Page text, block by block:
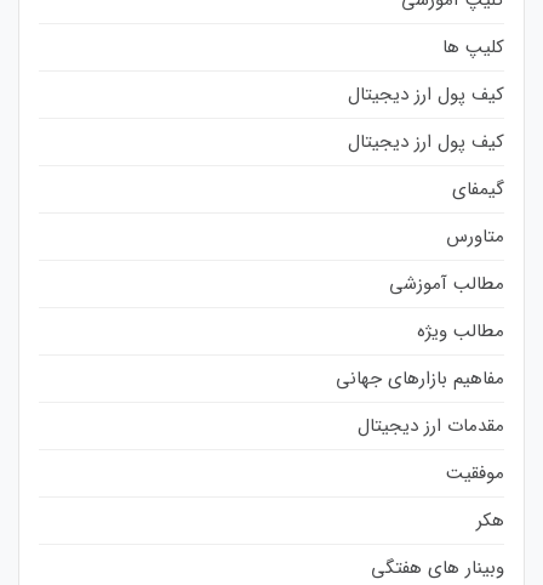
کلیپ ها
کیف پول ارز دیجیتال
کیف پول ارز دیجیتال
گیمفای
متاورس
مطالب آموزشی
مطالب ویژه
مفاهیم بازارهای جهانی
مقدمات ارز دیجیتال
موفقیت
هکر
وبینار های هفتگی